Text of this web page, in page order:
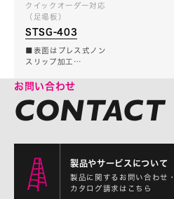
STSG-403
クイックオーダー対応
（足場板）
■表面はプレス式ノン
スリップ加工…
お問い合わせ
製品やサービスについて
製品に関するお問い合わせ・
カタログ請求はこちら